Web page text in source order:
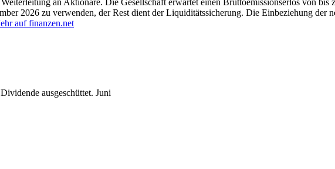
2026 zu verwenden, der Rest dient der Liquiditätssicherung. Die Einbeziehung
auf finanzen.net
Dividende ausgeschüttet. Juni